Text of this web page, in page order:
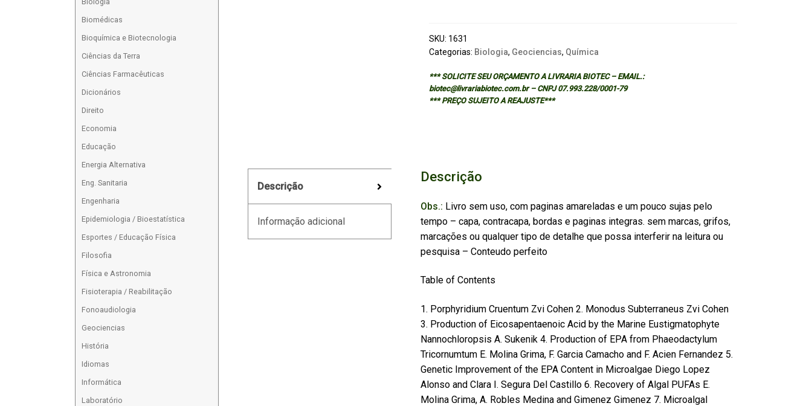
CLOTH
quantidade
SKU: 1631
Categorias: Biologia, Geociencias, Química
*** SOLICITE SEU ORÇAMENTO A LIVRARIA BIOTEC – EMAIL.:
biotec@livrariabiotec.com.br – CNPJ 07.993.228/0001-79
*** PREÇO SUJEITO A REAJUSTE***
Descrição
Informação adicional
Descrição
Obs.: Livro sem uso, com paginas amareladas e um pouco sujas pelo
tempo – capa, contracapa, bordas e paginas integras. sem marcas, grifos,
marcações ou qualquer tipo de detalhe que possa interferir na leitura ou
pesquisa – Conteudo perfeito
Table of Contents
1. Porphyridium Cruentum Zvi Cohen 2. Monodus Subterraneus Zvi Cohen
3. Production of Eicosapentaenoic Acid by the Marine Eustigmatophyte
Nannochloropsis A. Sukenik 4. Production of EPA from Phaeodactylum
Tricornumtum E. Molina Grima, F. Garcia Camacho and F. Acien Fernandez 5.
Genetic Improvement of the EPA Content in Microalgae Diego Lopez
Alonso and Clara I. Segura Del Castillo 6. Recovery of Algal PUFAs E.
Molina Grima, A. Robles Medina and Gimenez Gimenez 7. Microalgal
Biomédicas
Bioquímica e Biotecnologia
Ciências da Terra
Ciências Farmacêuticas
Dicionários
Direito
Economia
Educação
Energia Alternativa
Eng. Sanitaria
Engenharia
Epidemiologia / Bioestatística
Esportes / Educação Física
Filosofia
Física e Astronomia
Fisioterapia / Reabilitação
Fonoaudiologia
Geociencias
História
Idiomas
Informática
Laboratório